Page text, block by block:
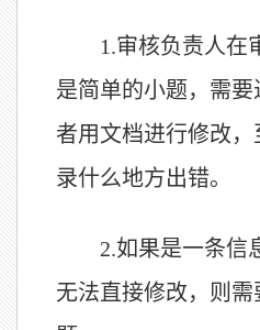
1.审核负责人在
是简单的小题，需
者用文档进行修改
录什么地方出错。
2.如果是一条信
无法直接修改，则需